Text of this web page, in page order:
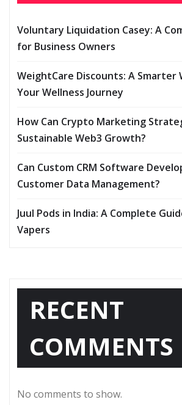
Voluntary Liquidation Casey: A
for Business Owners
WeightCare Discounts: A Smarter
Your Wellness Journey
How Can Crypto Marketing
Sustainable Web3 Growth?
Can Custom CRM Software
Customer Data Management?
Juul Pods in India: A Complete
Vapers
RECENT
COMMENTS
No comments to show.